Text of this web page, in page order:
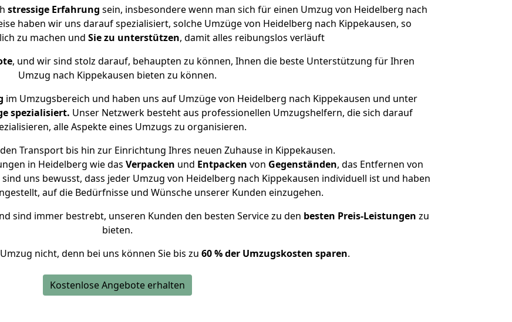
stressige Erfahrung sein, insbesondere wenn man sich für einen Umzug von Heidelberg nach
haben wir uns darauf spezialisiert, solche Umzüge von Heidelberg nach Kippekausen, so
zu machen und Sie zu unterstützen, damit alles reibungslos verläuft
, und wir sind stolz darauf, behaupten zu können, Ihnen die beste Unterstützung für Ihren
Umzug nach Kippekausen bieten zu können.
im Umzugsbereich und haben uns auf Umzüge von Heidelberg nach Kippekausen und unter
spezialisiert. Unser Netzwerk besteht aus professionellen Umzugshelfern, die sich darauf
alle Aspekte eines Umzugs zu organisieren.
Transport bis hin zur Einrichtung Ihres neuen Zuhause in Kippekausen.
in Heidelberg wie das Verpacken und Entpacken von Gegenständen, das Entfernen von
uns bewusst, dass jeder Umzug von Heidelberg nach Kippekausen individuell ist und haben
auf die Bedürfnisse und Wünsche unserer Kunden einzugehen.
sind immer bestrebt, unseren Kunden den besten Service zu den besten Preis-Leistungen zu
bieten.
nicht, denn bei uns können Sie bis zu 60 % der Umzugskosten sparen.
Kostenlose Angebote erhalten